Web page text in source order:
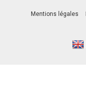
Mentions légales